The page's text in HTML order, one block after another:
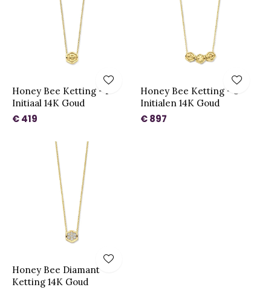
Honey Bee Ketting - 1
Initiaal 14K Goud
€ 419
Honey Bee Ketting - 3
Initialen 14K Goud
€ 897
Honey Bee Diamant
Ketting 14K Goud